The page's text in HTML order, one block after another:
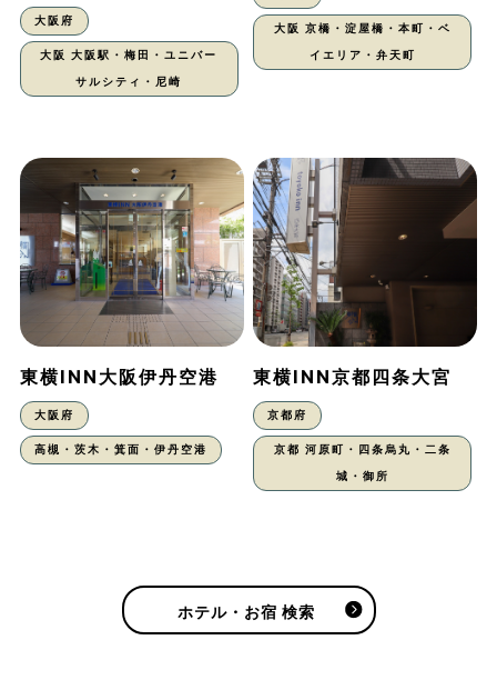
大阪府
大阪 大阪駅・梅田・ユニバー
サルシティ・尼崎
大阪 京橋・淀屋橋・本町・ベ
イエリア・弁天町
東横INN大阪伊丹空港
大阪府
高槻・茨木・箕面・伊丹空港
東横INN京都四条大宮
京都府
京都 河原町・四条烏丸・二条
城・御所
ホテル・お宿 検索